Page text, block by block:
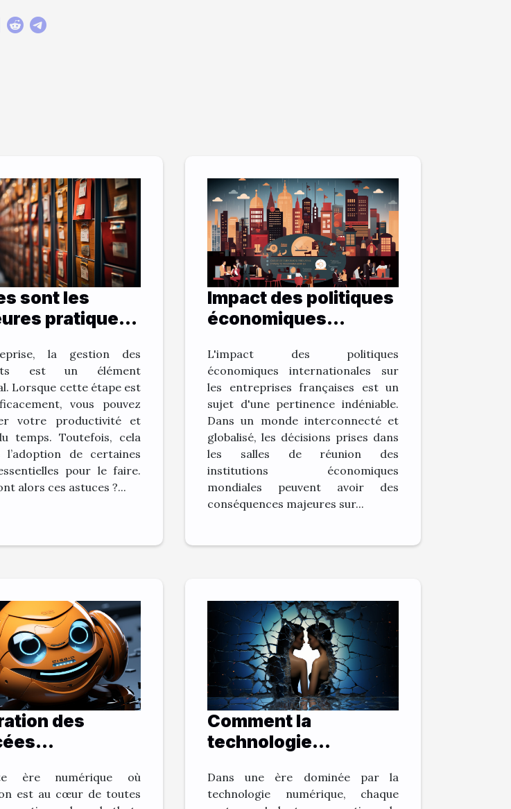
sont les
pratiques
et gagner
?
la gestion des
est un élément
Lorsque cette étape est
vous pouvez
votre productivité et
temps. Toutefois, cela
l’adoption de certaines
pour le faire.
alors ces astuces ?...
Impact des politiques
économiques
vitalité des
entreprises
françaises
L'impact des politiques
économiques internationales sur
les entreprises françaises est un
sujet d'une pertinence indéniable.
Dans un monde interconnecté et
globalisé, les décisions prises dans
les salles de réunion des
institutions économiques
mondiales peuvent avoir des
conséquences majeures sur...
des
des
ère numérique où
est au cœur de toutes
Comment la
technologie
pratique du droit du
divorce
Dans une ère dominée par la
technologie numérique, chaque